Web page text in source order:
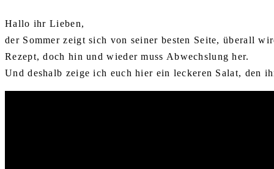
Hallo ihr Lieben,
der Sommer zeigt sich von seiner besten Seite, überall
Rezept, doch hin und wieder muss Abwechslung her.
Und deshalb zeige ich euch hier ein leckeren Salat, den